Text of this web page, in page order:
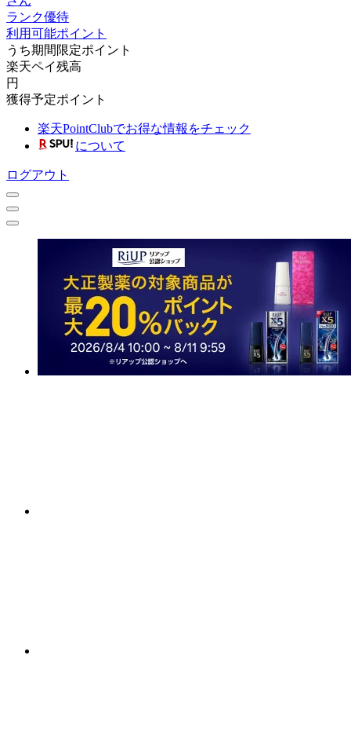
ランク優待
利用可能ポイント
うち期間限定ポイント
楽天ペイ残高
円
獲得予定ポイント
楽天PointClubでお得な情報をチェック
について
ログアウト